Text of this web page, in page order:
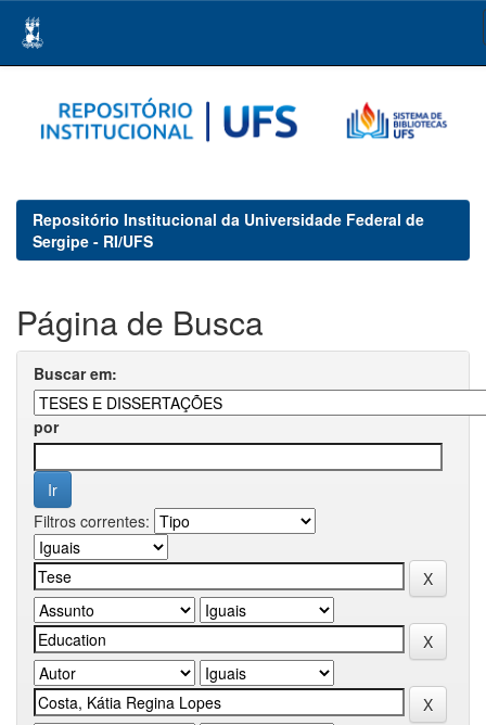
navigation
Repositório Institucional da Universidade Federal de
Sergipe - RI/UFS
Página de Busca
Buscar em:
por
Filtros correntes: